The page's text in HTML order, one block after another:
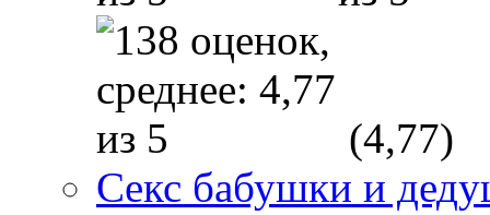
(4,77)
Секс бабушки и